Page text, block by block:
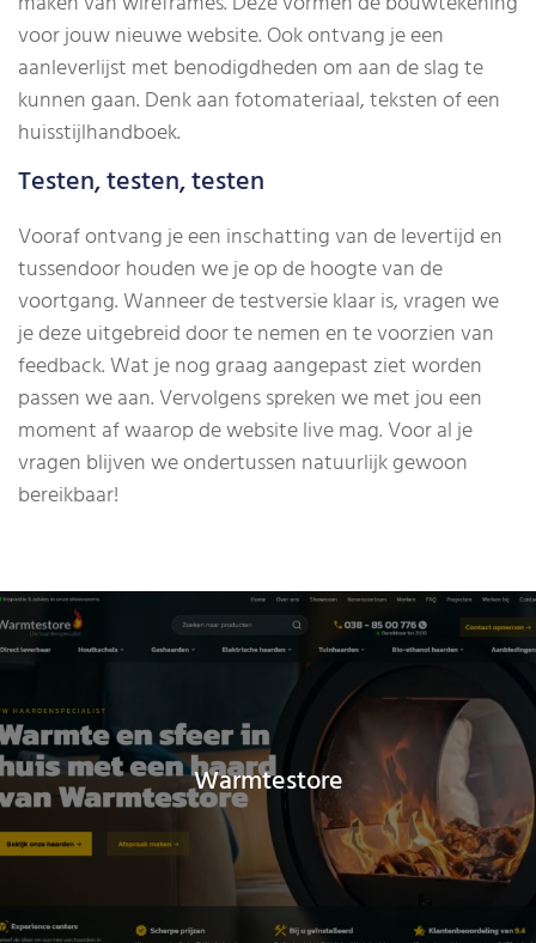
voor jouw nieuwe website. Ook ontvang je een
aanleverlijst met benodigdheden om aan de slag te
kunnen gaan. Denk aan fotomateriaal, teksten of een
huisstijlhandboek.
Testen, testen, testen
Vooraf ontvang je een inschatting van de levertijd en
tussendoor houden we je op de hoogte van de
voortgang. Wanneer de testversie klaar is, vragen we
je deze uitgebreid door te nemen en te voorzien van
feedback. Wat je nog graag aangepast ziet worden
passen we aan. Vervolgens spreken we met jou een
moment af waarop de website live mag. Voor al je
vragen blijven we ondertussen natuurlijk gewoon
bereikbaar!
Warmtestore